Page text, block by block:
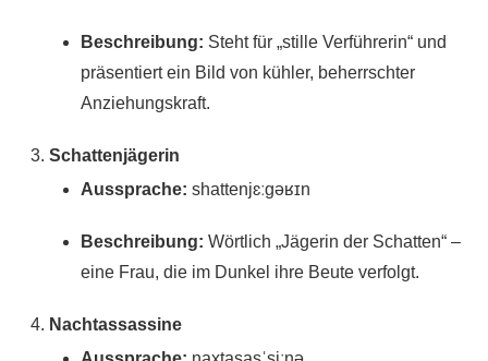
Beschreibung: Steht für „stille Verführerin“ und
präsentiert ein Bild von kühler, beherrschter
Anziehungskraft.
Schattenjägerin
Aussprache: shattenjɛːgəʁɪn
Beschreibung: Wörtlich „Jägerin der Schatten“ –
eine Frau, die im Dunkel ihre Beute verfolgt.
Nachtassassine